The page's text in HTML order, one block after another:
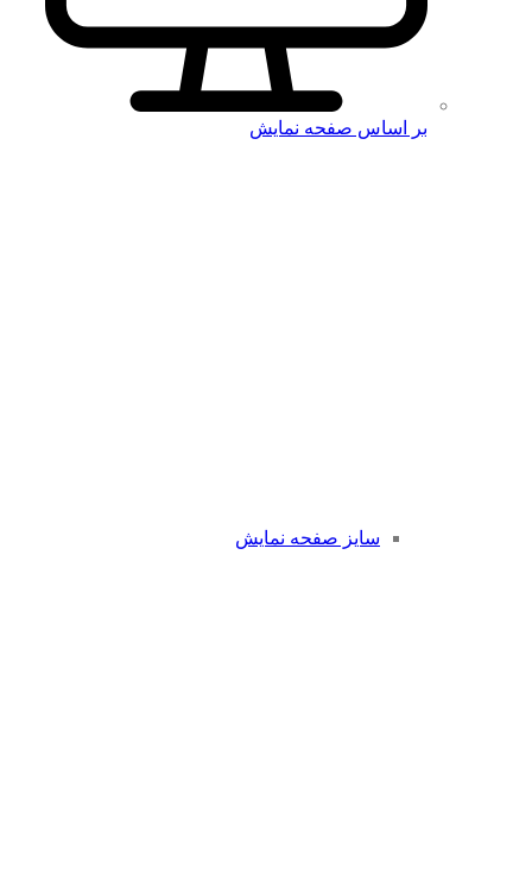
بر اساس صفحه نمایش
سایز صفحه نمایش